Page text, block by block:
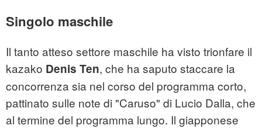
Singolo maschile
Il tanto atteso settore maschile ha visto trionfare il
kazako Denis Ten, che ha saputo staccare la
concorrenza sia nel corso del programma corto,
pattinato sulle note di "Caruso" di Lucio Dalla, che
al termine del programma lungo. Il giapponese